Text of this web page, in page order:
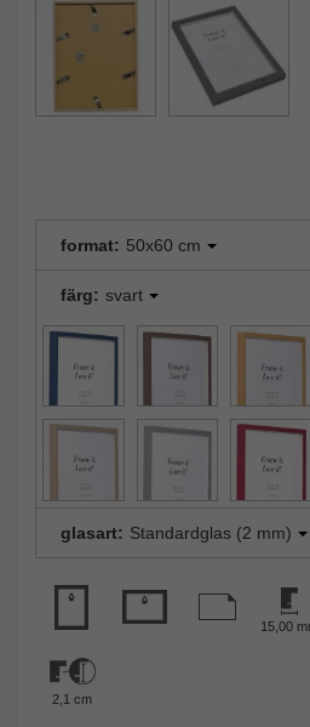
format: 50x60 cm
färg: svart
glasart: Standardglas (2 mm)
15,00
2,1 cm